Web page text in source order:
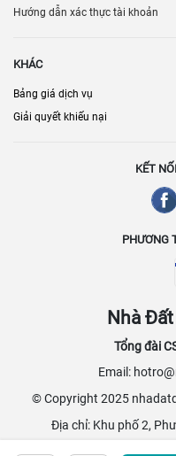
Hướng dẫn xác thực tài khoản
KHÁC
Bảng giá dịch vụ
Giải quyết khiếu nại
KẾT
PHƯƠNG
Nhà
Tổng đài
Email:
© Copyright 2025
Địa chỉ: Khu phố 2,